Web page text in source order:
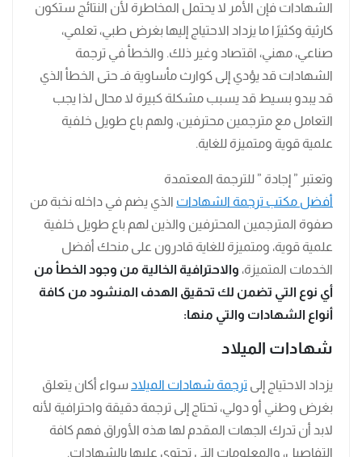
الشهادات فإن الأمر لا يحتمل المخاطرة لأن النتائج ستكون
كارثية وكثيرًا ما يزداد الاحتياج إليها بغرض طبي، تعلمي،
صناعي، مهني، اقتصاد وغير ذلك. والخطأ في ترجمة
الشهادات قد يؤدي إلى كوارث مأساوية فـ حتى الخطأ الذي
قد يبدو بسيط قد يسبب مشكلة كبيرة لا محال لذا يجب
التعامل مع مترجمين محترفين، ولهم باع طويل خلفية
علمية قوية ومتميزة للغاية.
وتعتبر ” إجادة ” للترجمة المعتمدة
أفضل مكتب ترجمة الشهادات الذي يضم في داخله نخبة من
صفوة المترجمين المحترفين والذين لهم باع طويل خلفية
علمية قوية، ومتميزة للغاية قادرون على منحك أفضل
الخدمات المتميزة، والاحترافية الخالية من وجود الخطأ من
أي نوع التي تضمن لك تحقيق الهدف المنشود من كافة
أنواع الشهادات والتي منها:
شهادات الميلاد
يزداد الاحتياج إلى ترجمة شهادات الميلاد سواء أكان يتعلق
بغرض وطني أو دولي، تحتاج إلى ترجمة دقيقة واحترافية لأنه
لابد أن تدرك الجهات المقدم لها هذه الأوراق فهم كافة
التفاصيل، والمعلومات التي تحتوي عليها بالشهادات.